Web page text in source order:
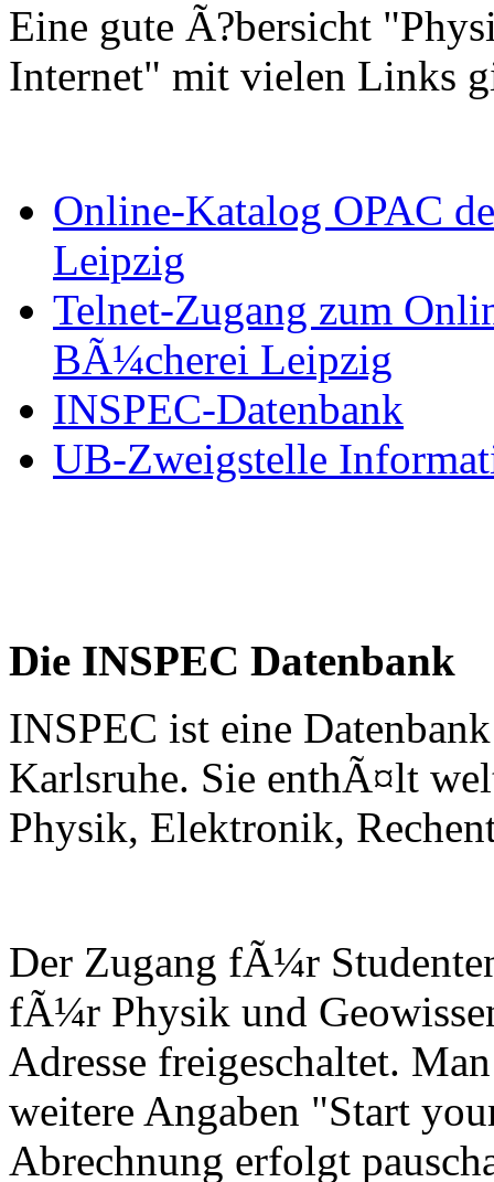
Eine gute Ã?bersicht
Internet" mit vielen Links
Online-Katalog OPAC
Leipzig
Telnet-Zugang zum
BÃ¼cherei Leipzig
INSPEC-Datenbank
UB-Zweigstelle
Die INSPEC Datenbank
INSPEC ist eine
Karlsruhe. Sie enthÃ¤lt
Physik, Elektronik,
Der Zugang fÃ¼r
fÃ¼r Physik und
Adresse freigeschaltet.
weitere Angaben "Start
Abrechnung erfolgt